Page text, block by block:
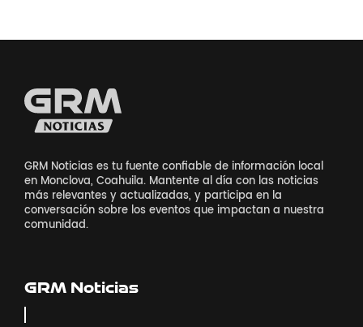
GRM Noticias es tu fuente confiable de información local
en Monclova, Coahuila. Mantente al día con las noticias
más relevantes y actualizadas, y participa en la
conversación sobre los eventos que impactan a nuestra
comunidad.
GRM Noticias